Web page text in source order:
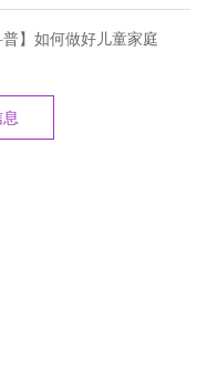
普】如何做好儿童家庭